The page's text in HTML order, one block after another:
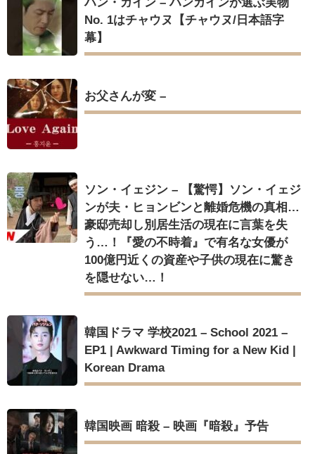
Powered by livedoor 相互RSS
No. 1はチャウヌ【チャウヌ/日本語字
幕】
お父さんが変 –
ソン・イェジン – 【驚愕】ソン・イェジ
ンが夫・ヒョンビンと離婚危機の真相…
豪邸売却し別居生活の現在に言葉を失
う…！『愛の不時着』で有名な女優が
100億円近くの資産や子供の現在に驚き
を隠せない…！
韓国ドラマ 学校2021 – School 2021 –
EP1 | Awkward Timing for a New Kid |
Korean Drama
韓国映画 暗殺 – 映画『暗殺』予告